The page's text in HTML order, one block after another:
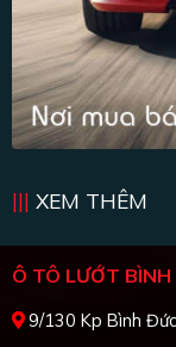
XEM THÊM
Ô TÔ LƯỚT BÌNH
9/130 Kp Bình